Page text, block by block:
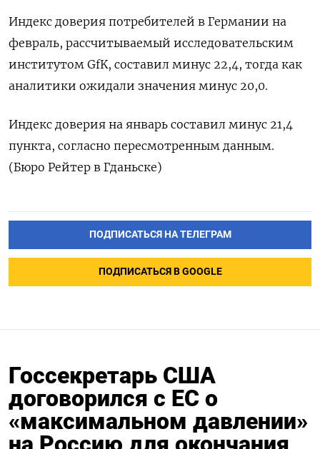
Индекс доверия потребителей в Германии на
февраль, рассчитываемый исследовательским
институтом GfK, составил минус 22,4, тогда как
аналитики ожидали значения минус 20,0.
Индекс доверия на январь составил минус 21,4
пункта, согласно пересмотренным данным.
(Бюро Рейтер в Гданьске)
ПОДПИСАТЬСЯ НА ТЕЛЕГРАМ
ПОДПИСАТЬСЯ В GOOGLE
Госсекретарь США
договорился с ЕС о
«максимальном давлении»